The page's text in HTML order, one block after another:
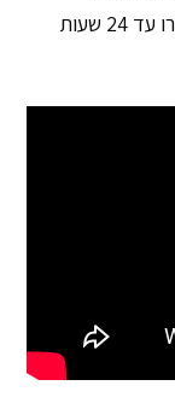
ויועצי הלימוד יחזרו עד 24 שעות